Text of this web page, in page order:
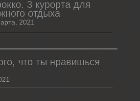
3 курорта для
отдыха
2021
что ты нравишься